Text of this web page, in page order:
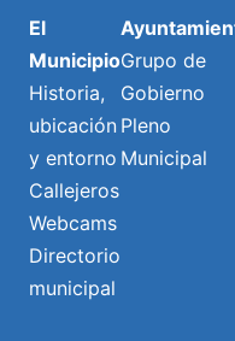
El
Municipio
Historia,
ubicación
y entorno
Callejeros
Webcams
Directorio
municipal
Grupo de
Gobierno
Pleno
Municipal